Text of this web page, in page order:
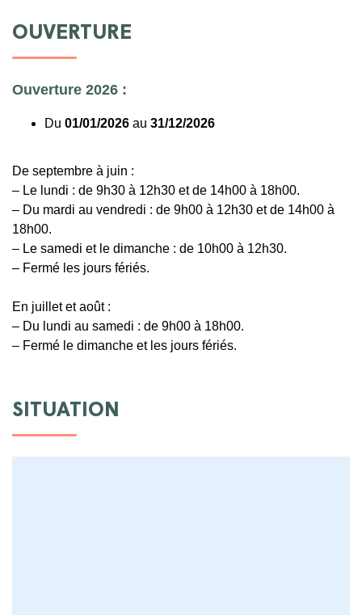
OUVERTURE
Ouverture 2026 :
Du 01/01/2026 au 31/12/2026
De septembre à juin :
– Le lundi : de 9h30 à 12h30 et de 14h00 à 18h00.
– Du mardi au vendredi : de 9h00 à 12h30 et de 14h00 à
18h00.
– Le samedi et le dimanche : de 10h00 à 12h30.
– Fermé les jours fériés.
En juillet et août :
– Du lundi au samedi : de 9h00 à 18h00.
– Fermé le dimanche et les jours fériés.
SITUATION